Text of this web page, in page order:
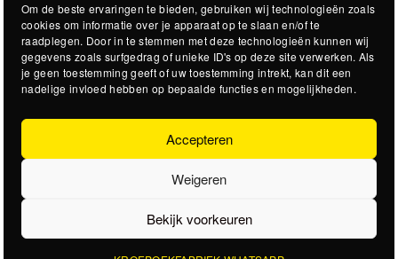
Om de beste ervaringen te bieden, gebruiken wij technologieën zoals
cookies om informatie over je apparaat op te slaan en/of te
raadplegen. Door in te stemmen met deze technologieën kunnen wij
gegevens zoals surfgedrag of unieke ID's op deze site verwerken. Als
je geen toestemming geeft of uw toestemming intrekt, kan dit een
nadelige invloed hebben op bepaalde functies en mogelijkheden.
Accepteren
Weigeren
Bekijk voorkeuren